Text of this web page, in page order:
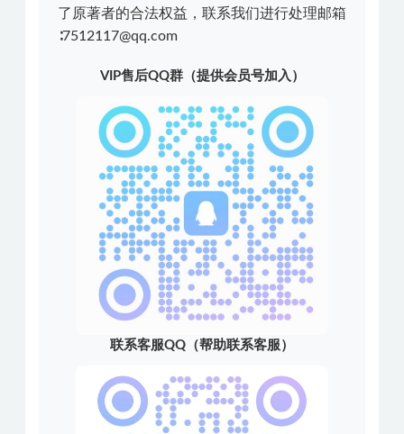
了原著者的合法权益，联系我们进行处理邮箱
∶7512117@qq.com
VIP售后QQ群（提供会员号加入）
联系客服QQ（帮助联系客服）